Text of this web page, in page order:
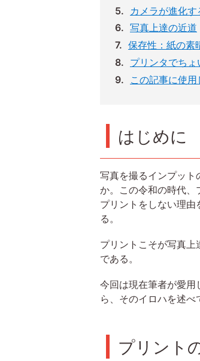
カメラが進化
写真上達の近道
保存性：紙の素
プリンタでち
この記事に使
はじめに
写真を撮るインプット
か。この令和の時代、
プリントをしない理由
る。
プリントこそが写真
である。
今回は現在筆者が愛用
ら、そのイロハを述べ
プリント